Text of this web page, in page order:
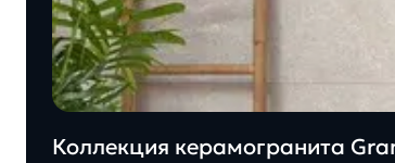
Коллекция керамогранита